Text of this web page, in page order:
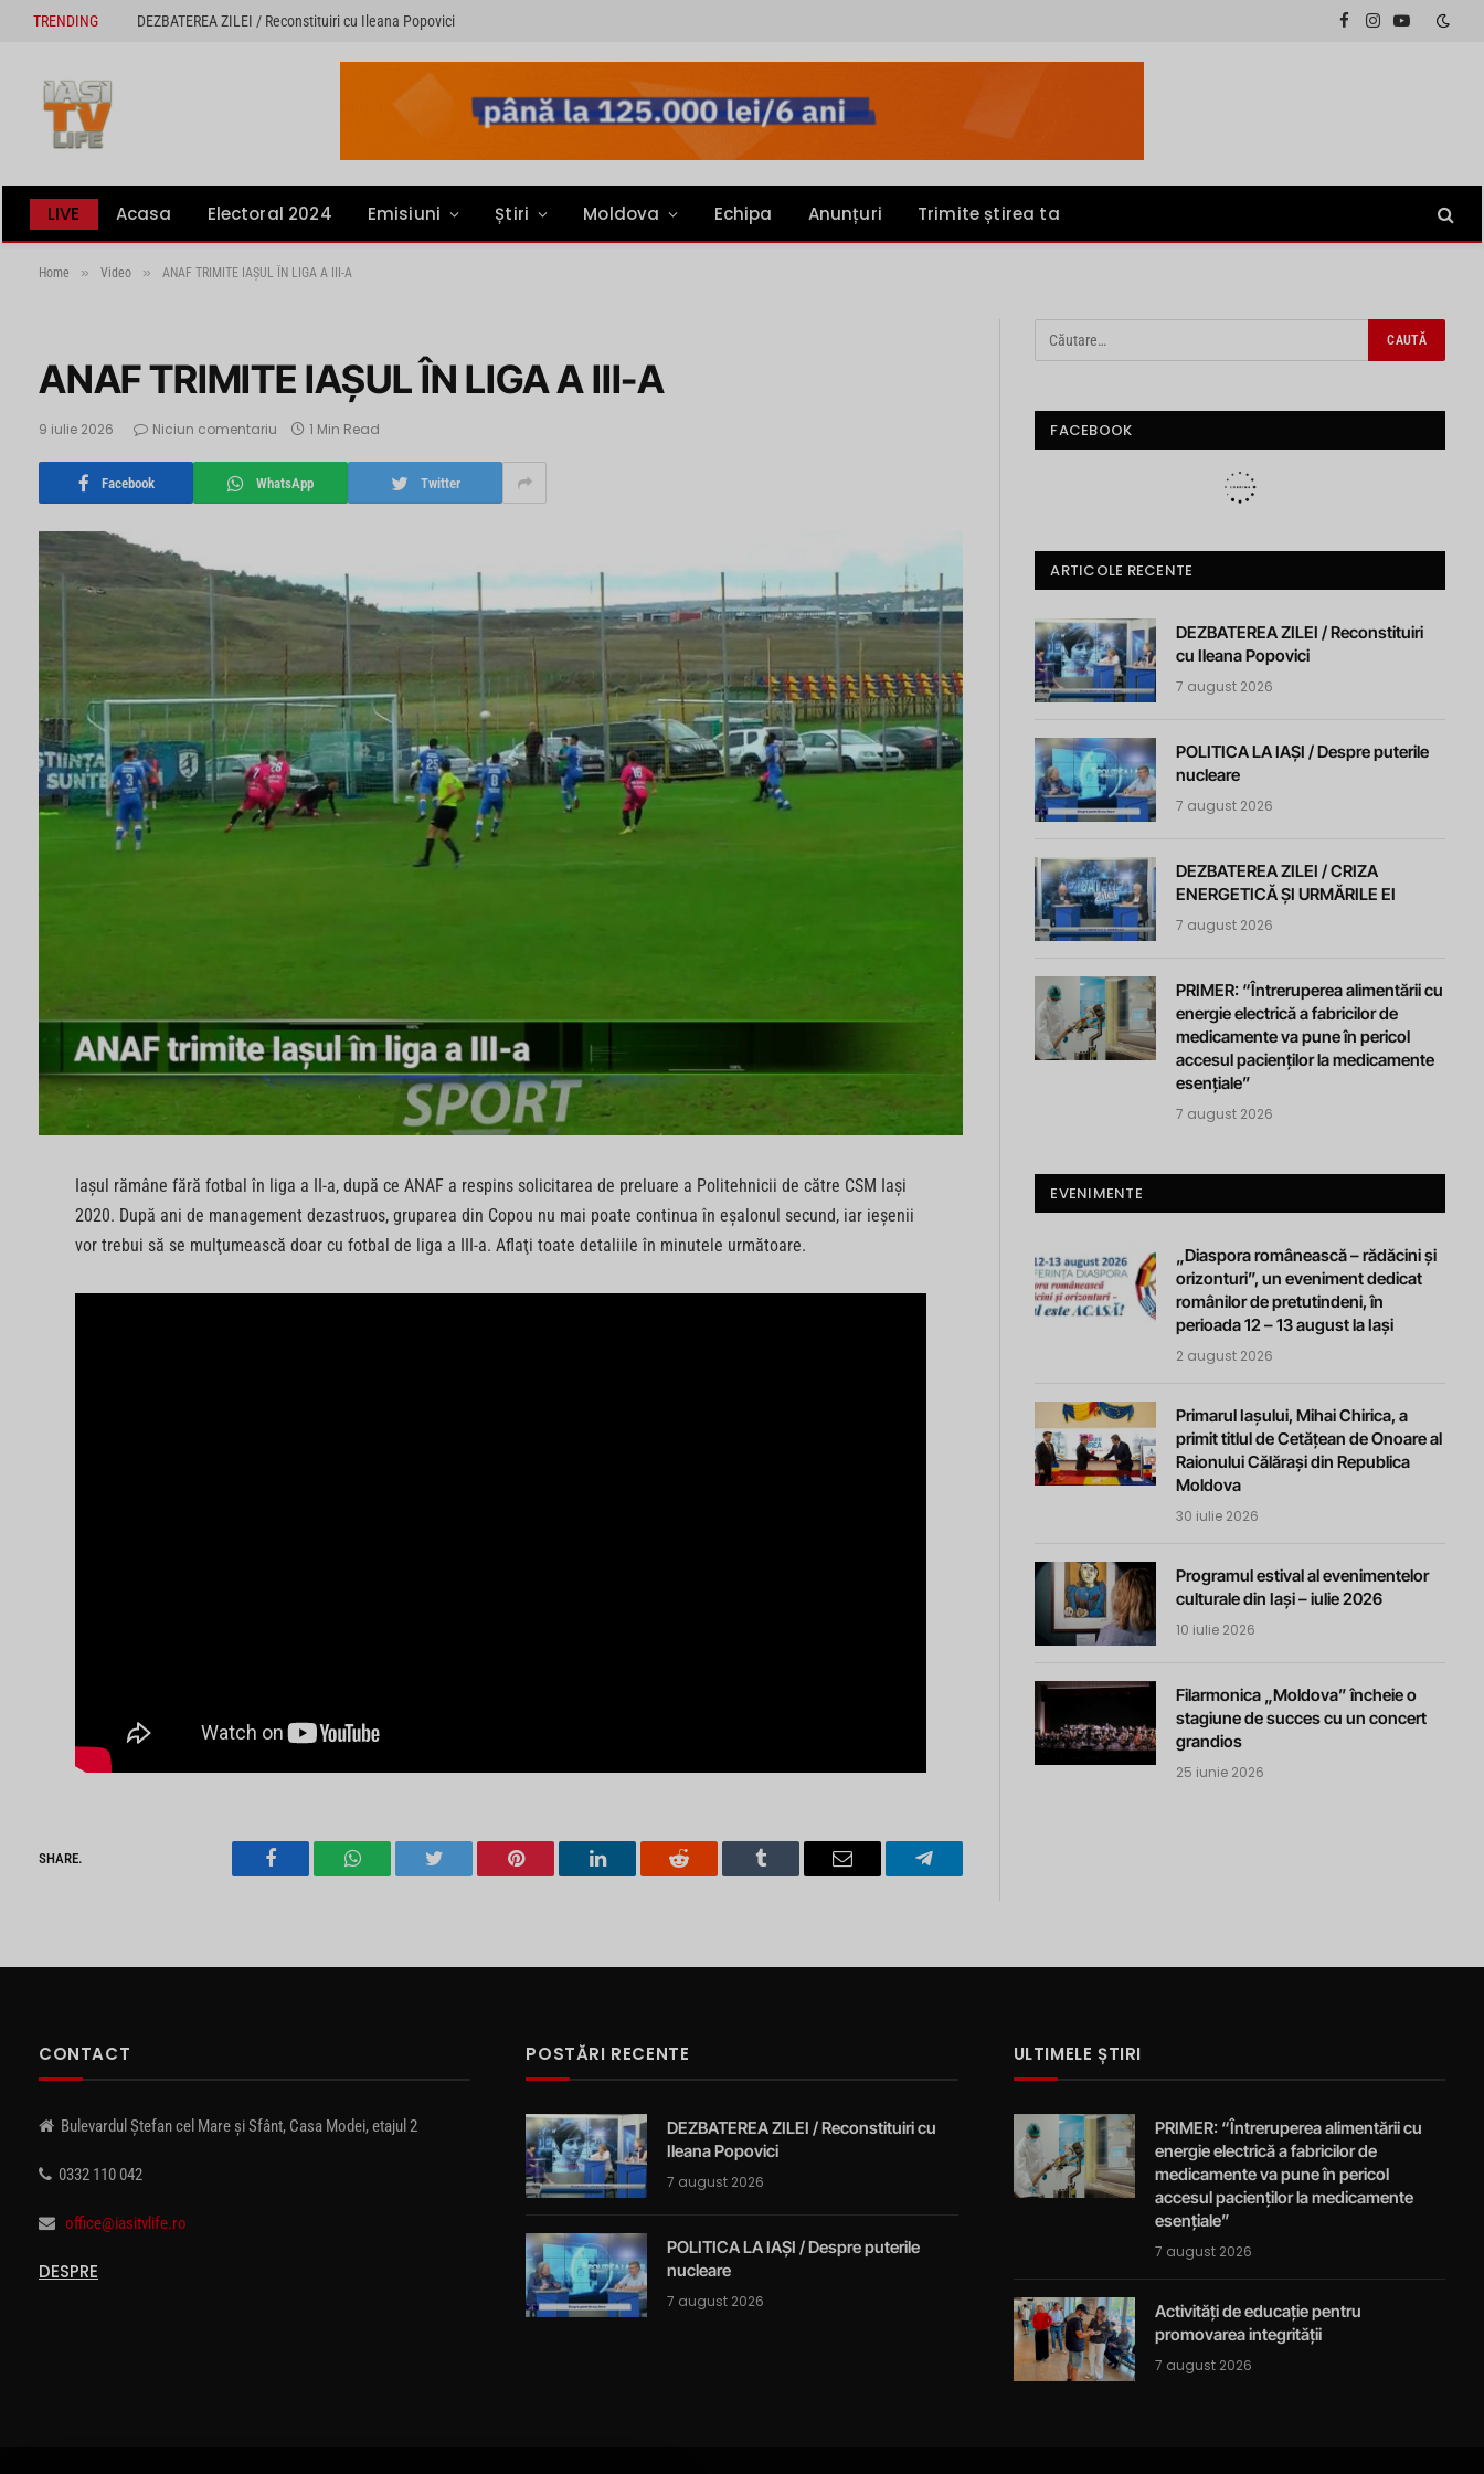
TRENDING DEZBATEREA ZILEI / Reconstituiri cu Ileana Popovici
Facebook
InstagramYouTube
LIVE Acasa Electoral 2024 Emisiuni Știri Moldova Echipa Anunțuri Trimite știrea ta
Home » Video » ANAF TRIMITE IAŞUL ÎN LIGA A III-A
ANAF TRIMITE IAŞUL ÎN LIGA A III-A
9 iulie 2026 Niciun comentariu 1 Min Read
Facebook WhatsApp Twitter
Iaşul rămâne fără fotbal în liga a II-a, după ce ANAF a respins solicitarea de preluare a Politehnicii de către CSM Iaşi
2020. După ani de management dezastruos, gruparea din Copou nu mai poate continua în eşalonul secund, iar ieşenii
vor trebui să se mulţumească doar cu fotbal de liga a III-a. Aflaţi toate detaliile în minutele următoare.
SHARE.
Facebook WhatsAppTwitter Pinterest LinkedIn Reddit Tumblr Email Telegram
FACEBOOK
ARTICOLE RECENTE
DEZBATEREA ZILEI / Reconstituiri
cu Ileana Popovici
7 august 2026
POLITICA LA IAȘI / Despre puterile
nucleare
7 august 2026
DEZBATEREA ZILEI / CRIZA
ENERGETICĂ ȘI URMĂRILE EI
7 august 2026
PRIMER: “Întreruperea alimentării cu
energie electrică a fabricilor de
medicamente va pune în pericol
accesul pacienților la medicamente
esențiale”
7 august 2026
EVENIMENTE
„Diaspora românească – rădăcini și
orizonturi”, un eveniment dedicat
românilor de pretutindeni, în
perioada 12 – 13 august la Iași
2 august 2026
Primarul Iașului, Mihai Chirica, a
primit titlul de Cetățean de Onoare al
Raionului Călărași din Republica
Moldova
30 iulie 2026
Programul estival al evenimentelor
culturale din Iași – iulie 2026
10 iulie 2026
Filarmonica „Moldova” încheie o
stagiune de succes cu un concert
grandios
25 iunie 2026
CONTACT
Bulevardul Ștefan cel Mare și Sfânt, Casa Modei, etajul 2
0332 110 042
office@iasitvlife.ro
DESPRE
POSTĂRI RECENTE
DEZBATEREA ZILEI / Reconstituiri cu
Ileana Popovici
7 august 2026
POLITICA LA IAȘI / Despre puterile
nucleare
7 august 2026
ULTIMELE ȘTIRI
PRIMER: “Întreruperea alimentării cu
energie electrică a fabricilor de
medicamente va pune în pericol
accesul pacienților la medicamente
esențiale”
7 august 2026
Activități de educație pentru
promovarea integrității
7 august 2026